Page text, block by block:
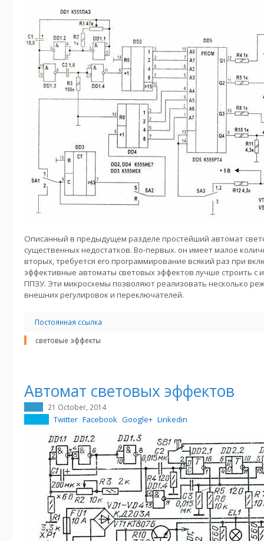
Описанный в предыдущем разделе простейший автомат
существенных недостатков. Во-первых. он имеет малое
вторых, требуется его программирование всякий раз при
эффективные автоматы световых эффектов лучше строить с
ППЗУ. Эти микросхемы позволяют реализовать несколько
внешних регулировок и переключателей.
Постоянная ссылка
световые эффекты
Автомат световых эффектов
21 October, 2014
Twitter Facebook Google+ Linkedin